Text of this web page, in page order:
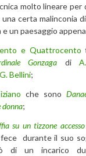
molto lineare per
una certa malinconia
e un paesaggio
e Quattrocento
Gonzaga di
Bellini;
che sono
;
su un tizzone accesso
fece durante il suo
di un incarico